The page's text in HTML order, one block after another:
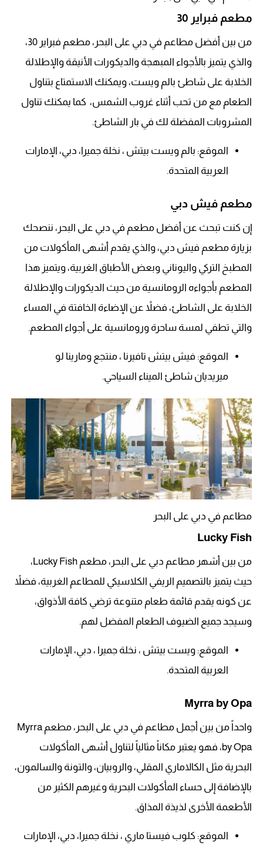
مطعم فبراير 30
من بين أفضل مطاعم في دبي على البحر، مطعم فبراير 30،
والذي يتميز بالأجواء المبهجة والديكورات الأنيقة والإطلالة
الخلابة على شاطئ بالم ويست، ويمكنك الاستمتاع بتناول
الطعام مع من تحب أثناء غروب الشمس، كما يمكنك تناول
المشروبات المفضلة لك في بار الشاطئ.
الموقع: بالم ويست بيتش ، نخلة جميرا، دبي، الإمارات
العربية المتحدة.
مطعم فيش دبي
إن كنت تبحث عن أفضل مطعم في دبي على البحر، ننصحك
بزيارة مطعم فيش دبي، والذي يقدم أشهى المأكولات من
المطبخ التركي واليوناني وبعض الأطباق الغربية، ويتميز هذا
المطعم بأجواءه الرومانسية من حيث الديكورات والإطلالة
الخلابة على الشاطئ، فضلاً عن الإضاءة الخافتة في المساء
والتي تطفي لمسة ساحرة ورومانسية على أجواء المطعم.
الموقع: فيش بيتش تافيرنا ، منتجع ومارينا لو
ميريديان شاطئ الميناء السياحي.
مطاعم في دبي على البحر
Lucky Fish
من بين أشهر مطاعم دبي على البحر، مطعم Lucky Fish،
حيث يتميز بالتصميم الريفي الكلاسيكي للمطاعم الغربية، فضلاً
عن كونه يقدم قائمة طعام متنوعة ترضي كافة الأذواق،
وسيجد جميع الضيوف الطعام المفضل لهم.
الموقع: ويست بيتش ، نخلة جميرا ، دبي، الإمارات
العربية المتحدة.
Myrra by Opa
واحداً من بين أجمل مطاعم في دبي على البحر، مطعم Myrra
by Opa، فهو يعتبر مكاناً مثالياً لتناول أشهى المأكولات
البحرية مثل الكالاماري المقلي، والروبيان، والتونة والسالمون،
بالإضافة إلى حساء المأكولات البحرية وغيرهم الكثير من
الأطعمة الأخرى لذيذة المذاق.
الموقع: كلوب فيستا ماري ، نخلة جميرا، دبي، الإمارات